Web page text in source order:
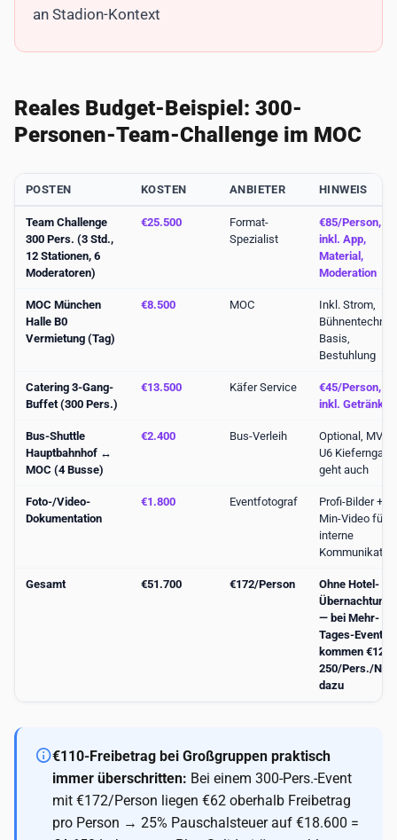
an Stadion-Kontext
Reales Budget-Beispiel: 300-
Personen-Team-Challenge im MOC
POSTEN KOSTEN ANBIETER HINWEIS
Team Challenge
300 Pers. (3 Std.,
12 Stationen, 6
Moderatoren)
€25.500
Format-
Spezialist
€85/Person,
inkl. App,
Material,
Moderation
MOC München
Halle B0
Vermietung (Tag)
€8.500 MOC
Inkl. Strom,
Bühnentechnik-
Basis,
Bestuhlung
Catering 3-Gang-
Buffet (300 Pers.)
€13.500 Käfer Service
€45/Person,
inkl. Getränke
Bus-Shuttle
Hauptbahnhof ↔
MOC (4 Busse)
€2.400 Bus-Verleih
Optional, MVG
U6
geht auch
Foto-/Video-
Dokumentation
€1.800 Eventfotograf
Profi-Bilder + 3-
Min-Video für
interne
Kommunikation
Gesamt €51.700 €172/Person
Ohne Hotel-
— bei Mehr-
Tages-Events
kommen €120–
250/Pers./
dazu
€110-Freibetrag bei Großgruppen praktisch
immer überschritten: Bei einem 300-Pers.-Event
mit €172/Person liegen €62 oberhalb Freibetrag
pro Person → 25% Pauschalsteuer auf €18.600 =